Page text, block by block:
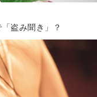
盗み聞き」？